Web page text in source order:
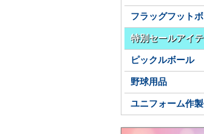
フラッグフット
特別セールアイ
ピックルボール
野球用品
ユニフォーム作